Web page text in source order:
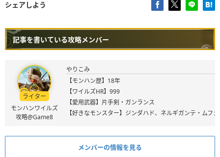
シェアしよう
記事を書いている攻略メンバー
ライター
モンハンワイルズ
攻略@Game8
やりこみ
【モンハン歴】18年
【ワイルズHR】999
【愛用武器】片手剣・ガンランス
【好きなモンスター】ジンダハド、ネルギガンテ・ムフ
メンバーの情報を見る